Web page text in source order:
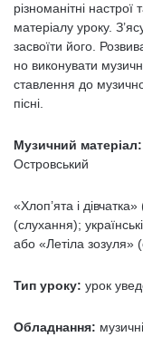
різноманітні
матеріалу уроку.
засвоїти його.
но виконувати
ставлення до
пісні.
Музичний матеріал:
Островський
«Хлоп’ята і
(слухання);
або «Летіла зозуля»
Тип уроку: урок
Обладнання: